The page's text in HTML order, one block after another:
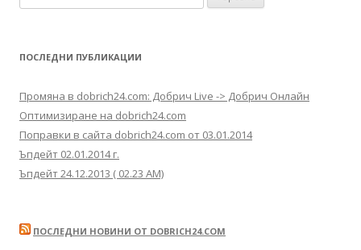
ПОСЛЕДНИ ПУБЛИКАЦИИ
Промяна в dobrich24.com: Добрич Live -> Добрич Онлайн
Оптимизиране на dobrich24.com
Поправки в сайта dobrich24.com от 03.01.2014
Ъпдейт 02.01.2014 г.
Ъпдейт 24.12.2013 ( 02.23 AM)
ПОСЛЕДНИ НОВИНИ ОТ DOBRICH24.COM